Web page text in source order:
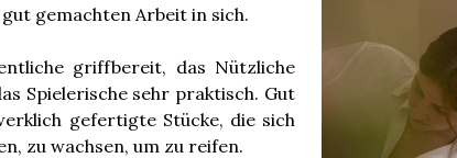
gemachten Arbeit in sich.
griffbereit, das Nützliche
Spielerische sehr praktisch. Gut
gefertigte Stücke, die sich
zu wachsen, um zu reifen.